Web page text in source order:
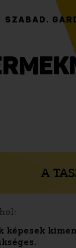
SZABAD.
A
képesek